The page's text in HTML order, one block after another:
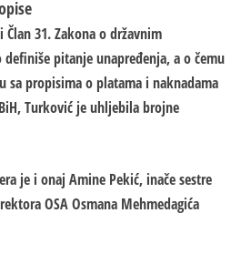
31. Zakona o državnim
pitanje unapređenja, a o čemu
sa propisima o platama i naknadama
Turković je uhljebila brojne
je i onaj Amine Pekić, inače sestre
OSA Osmana Mehmedagića